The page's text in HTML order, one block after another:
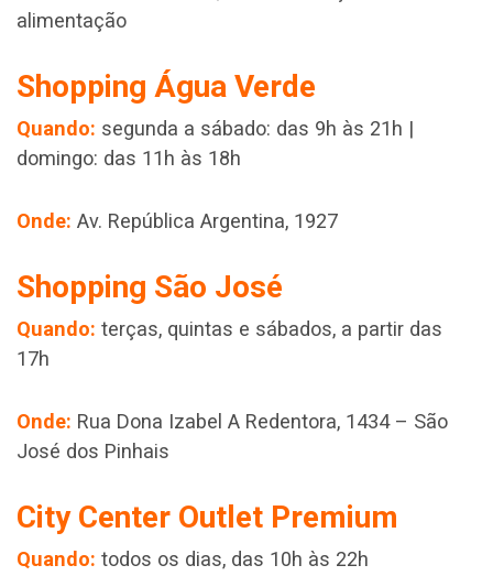
alimentação
Shopping Água Verde
Quando: segunda a sábado: das 9h às 21h |
domingo: das 11h às 18h
Onde: Av. República Argentina, 1927
Shopping São José
Quando: terças, quintas e sábados, a partir das
17h
Onde: Rua Dona Izabel A Redentora, 1434 – São
José dos Pinhais
City Center Outlet Premium
Quando: todos os dias, das 10h às 22h